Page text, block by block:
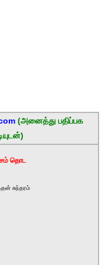
(அனைத்து பதிப்பக
தொட
சுந்தரம்